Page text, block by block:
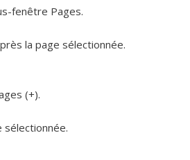
fenêtre Pages.
la page sélectionnée.
(+).
sélectionnée.